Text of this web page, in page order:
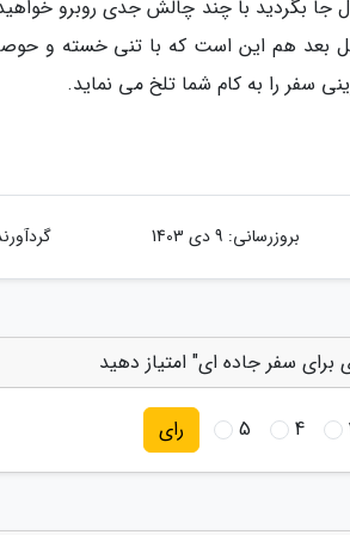
جا بگردید با چند چالش جدی روبرو
بعد هم این است که با تنی خسته و
سفر را به کام شما تلخ می نماید.
بروزرسانی: 9 دی 1403
4
5 رای